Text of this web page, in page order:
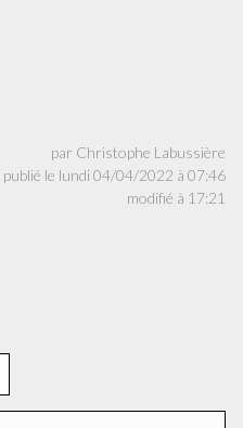
par Christophe Labussière
publié le lundi 04/04/2022 à 07:46
modifié à 17:21